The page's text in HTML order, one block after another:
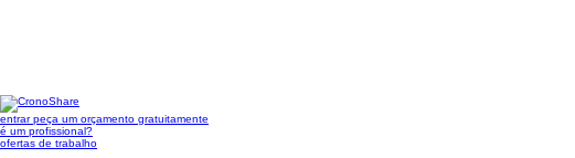
entrarpeça um orçamento gratuitamente
é um profissional?
ofertas de trabalho